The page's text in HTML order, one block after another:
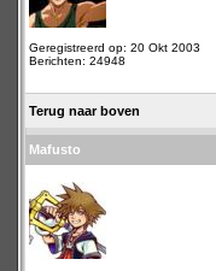
Geregistreerd op: 20 Okt 2003
Berichten: 24948
Terug naar boven
Mafusto